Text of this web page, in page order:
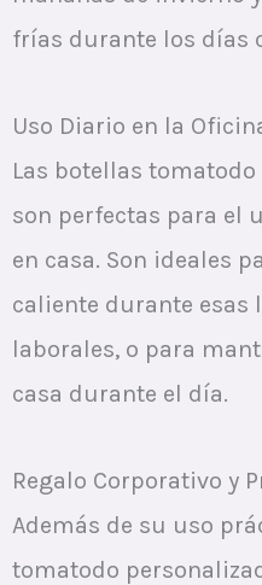
frías durante los días
Uso Diario en la
Las botellas
son perfectas para el
en casa. Son ideales
caliente durante esas
laborales, o para
casa durante el día.
Regalo Corporativo y
Además de su uso
tomatodo